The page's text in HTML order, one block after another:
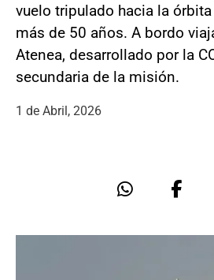
vuelo tripulado hacia la
más de 50 años. A bordo
Atenea, desarrollado por la
secundaria de la misión.
1 de Abril, 2026